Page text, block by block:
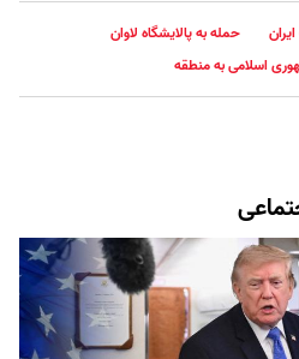
حمله به پالایشگاه لاوان
اسلامی به منطقه